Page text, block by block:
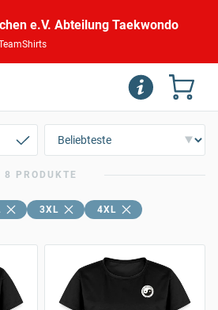
e.V. Abteilung Taekwondo
8 PRODUKTE
3XL
4XL